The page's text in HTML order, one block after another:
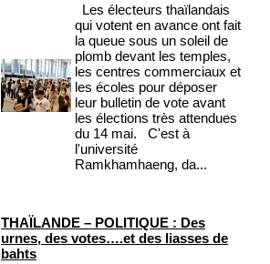
Les électeurs thaïlandais
qui votent en avance ont fait
la queue sous un soleil de
plomb devant les temples,
les centres commerciaux et
les écoles pour déposer
leur bulletin de vote avant
les élections très attendues
du 14 mai. C'est à
l'université
Ramkhamhaeng, da...
THAÏLANDE – POLITIQUE : Des
urnes, des votes….et des liasses de
bahts